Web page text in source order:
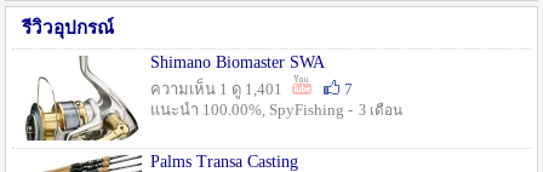
รีวิวอุปกรณ์
Shimano Biomaster SWA
ความเห็น 1 ดู 1,401
7
แนะนำ 100.00%, SpyFishing - 3 เดือน
Palms Transa Casting